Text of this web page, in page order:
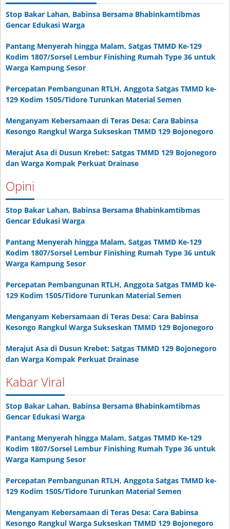
Stop Bakar Lahan, Babinsa Bersama Bhabinkamtibmas
Gencar Edukasi Warga
Pantang Menyerah hingga Malam, Satgas TMMD Ke-129
Kodim 1807/Sorsel Lembur Finishing Rumah Type 36 untuk
Warga Kampung Sesor
Percepatan Pembangunan RTLH, Anggota Satgas TMMD ke-
129 Kodim 1505/Tidore Turunkan Material Semen
Menganyam Kebersamaan di Teras Desa: Cara Babinsa
Kesongo Rangkul Warga Sukseskan TMMD 129 Bojonegoro
Merajut Asa di Dusun Krebet: Satgas TMMD 129 Bojonegoro
dan Warga Kompak Perkuat Drainase
Opini
Stop Bakar Lahan, Babinsa Bersama Bhabinkamtibmas
Gencar Edukasi Warga
Pantang Menyerah hingga Malam, Satgas TMMD Ke-129
Kodim 1807/Sorsel Lembur Finishing Rumah Type 36 untuk
Warga Kampung Sesor
Percepatan Pembangunan RTLH, Anggota Satgas TMMD ke-
129 Kodim 1505/Tidore Turunkan Material Semen
Menganyam Kebersamaan di Teras Desa: Cara Babinsa
Kesongo Rangkul Warga Sukseskan TMMD 129 Bojonegoro
Merajut Asa di Dusun Krebet: Satgas TMMD 129 Bojonegoro
dan Warga Kompak Perkuat Drainase
Kabar Viral
Stop Bakar Lahan, Babinsa Bersama Bhabinkamtibmas
Gencar Edukasi Warga
Pantang Menyerah hingga Malam, Satgas TMMD Ke-129
Kodim 1807/Sorsel Lembur Finishing Rumah Type 36 untuk
Warga Kampung Sesor
Percepatan Pembangunan RTLH, Anggota Satgas TMMD ke-
129 Kodim 1505/Tidore Turunkan Material Semen
Menganyam Kebersamaan di Teras Desa: Cara Babinsa
Kesongo Rangkul Warga Sukseskan TMMD 129 Bojonegoro